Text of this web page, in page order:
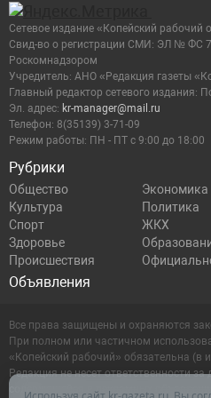
Рубрики
Общество
Экономика
Культура
Политика
Спорт
ЖКХ
Здоровье
Происшествия
Объявления
Сетевое издание «Копейский рабочий
Cвид-во о регистрации СМИ: ЭЛ № ФС
Роскомнадзором
Учредитель: АНО «Редакция газеты
Главный редактор сетевого издания:
Эл. адрес: kr-manager@mail.ru
Телефон: 8(35139) 3-71-09
Режим работы: ПН - ПТ с 9:00 до 18:00
Все права защищены и охраняются
При полном или частичном
«Копейский рабочий» обязательна (в
Редакция не несет ответственности
содержащейся в рекламных